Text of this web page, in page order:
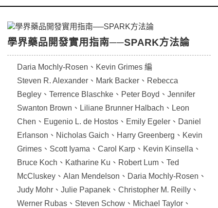
學界藥品開發實用指南──SPARK方法論
Daria Mochly-Rosen、Kevin Grimes 編
Steven R. Alexander、Mark Backer、Rebecca
Begley、Terrence Blaschke、Peter Boyd、Jennifer
Swanton Brown、Liliane Brunner Halbach、Leon
Chen、Eugenio L. de Hostos、Emily Egeler、Daniel
Erlanson、Nicholas Gaich、Harry Greenberg、Kevin
Grimes、Scott Iyama、Carol Karp、Kevin Kinsella、
Bruce Koch、Katharine Ku、Robert Lum、Ted
McCluskey、Alan Mendelson、Daria Mochly-Rosen、
Judy Mohr、Julie Papanek、Christopher M. Reilly、
Werner Rubas、Steven Schow、Michael Taylor、